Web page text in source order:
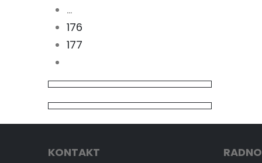
…
176
177
KONTAKT